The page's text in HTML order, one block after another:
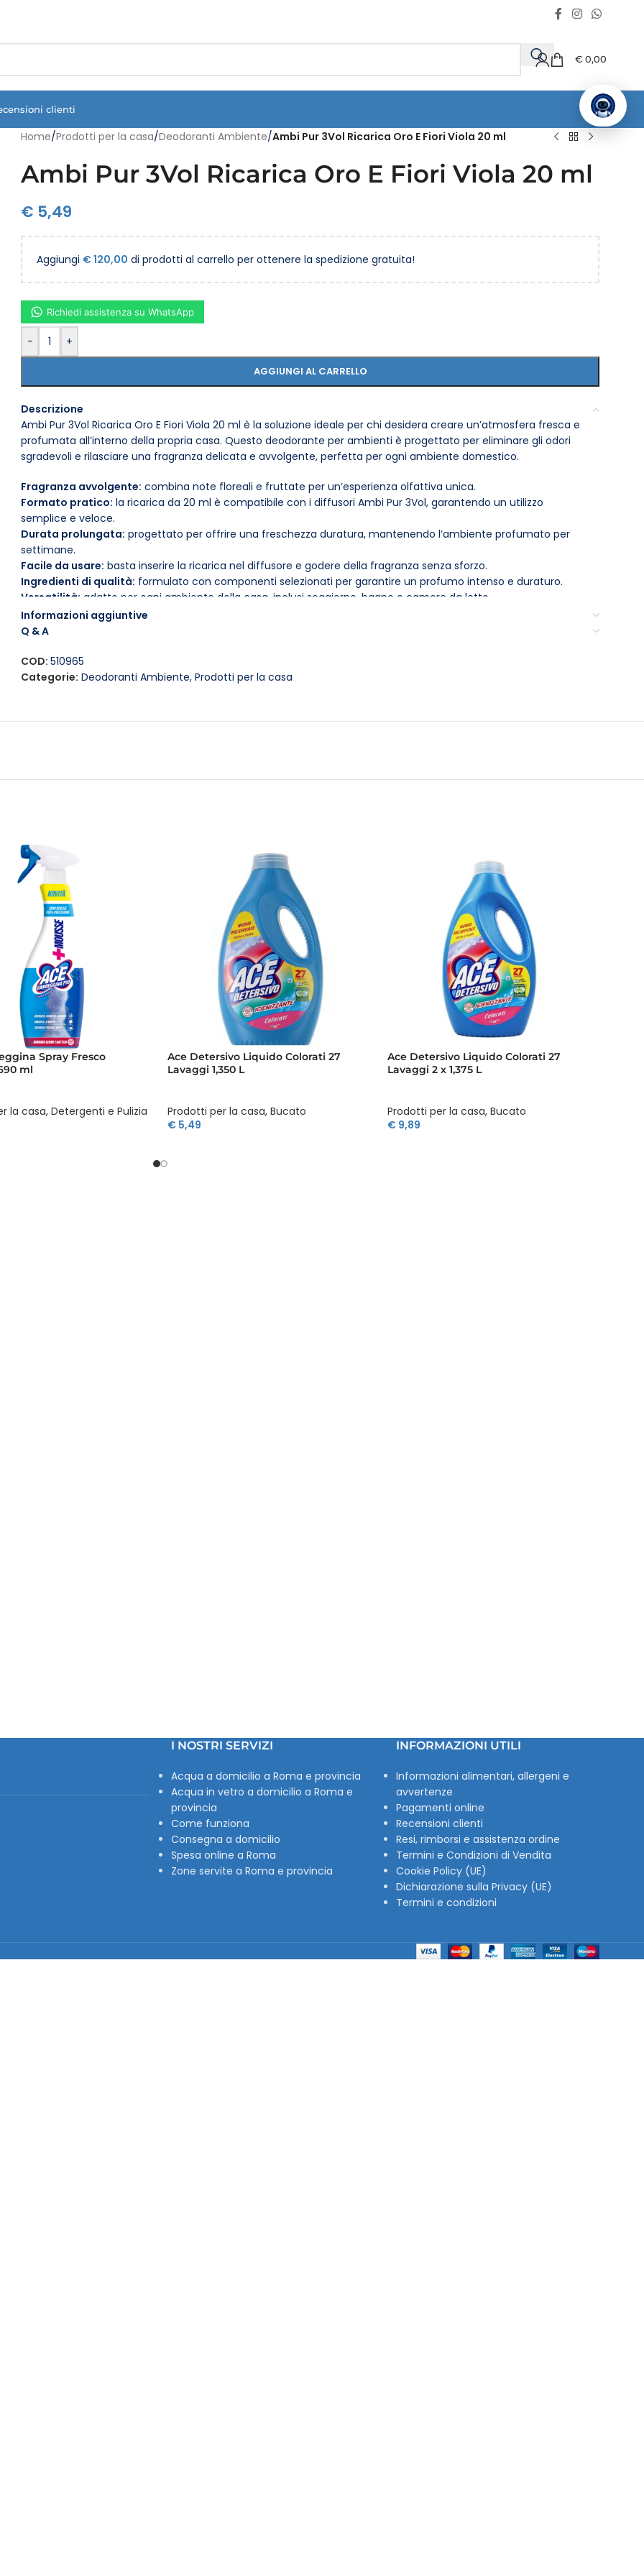
€ 0,00
clienti
Home/Prodotti per la casa/Deodoranti Ambiente/Ambi Pur 3Vol Ricarica Oro E Fiori Viola 20 ml
Ambi Pur 3Vol Ricarica Oro E Fiori Viola 20 ml
€ 5,49
Aggiungi €120,00 di prodotti al carrello per ottenere la spedizione gratuita!
- +
AGGIUNGI AL CARRELLO
Richiedi assistenza su WhatsApp
Descrizione
Ambi Pur 3Vol Ricarica Oro E Fiori Viola 20 ml è la soluzione ideale per chi desidera creare un’atmosfera fresca e
profumata all’interno della propria casa. Questo deodorante per ambienti è progettato per eliminare gli odori
sgradevoli e rilasciare una fragranza delicata e avvolgente, perfetta per ogni ambiente domestico.
Fragranza avvolgente: combina note floreali e fruttate per un’esperienza olfattiva unica.
Formato pratico: la ricarica da 20 ml è compatibile con i diffusori Ambi Pur 3Vol, garantendo un utilizzo
semplice e veloce.
Durata prolungata: progettato per offrire una freschezza duratura, mantenendo l’ambiente profumato per
settimane.
Facile da usare: basta inserire la ricarica nel diffusore e godere della fragranza senza sforzo.
Ingredienti di qualità: formulato con componenti selezionati per garantire un profumo intenso e duraturo.
Versatilità: adatto per ogni ambiente della casa, inclusi soggiorno, bagno e camere da letto.
Design elegante:si integra facilmente con qualsiasi arredamento, aggiungendo un tocco di stile.
Per ottenere il massimo dalla tua ricarica Ambi Pur 3Vol, posiziona il diffusore in un’area ben ventilata e lontano
ambiente sempre fresco e accogliente.
Informazioni aggiuntive
Q & A
COD:510965
Categorie: Deodoranti Ambiente, Prodotti per la casa
Spray Fresco
ml
la casa, Detergenti e Pulizia
Ace Detersivo Liquido Colorati 27
Lavaggi 1,350 L
Prodotti per la casa, Bucato
€ 5,49
Ace Detersivo Liquido Colorati 27
Lavaggi 2 x 1,375 L
Prodotti per la casa, Bucato
€9,89
I NOSTRI SERVIZI
Acqua a domicilio a Roma e provincia
Acqua in vetro a domicilio a Roma e
provincia
Come funziona
Consegna a domicilio
Spesa online a Roma
Zone servite a Roma e provincia
INFORMAZIONI UTILI
Informazioni alimentari, allergeni e
avvertenze
Pagamenti online
Recensioni clienti
Resi, rimborsi e assistenza ordine
Termini e Condizioni di Vendita
Cookie Policy (UE)
Dichiarazione sulla Privacy (UE)
Termini e condizioni